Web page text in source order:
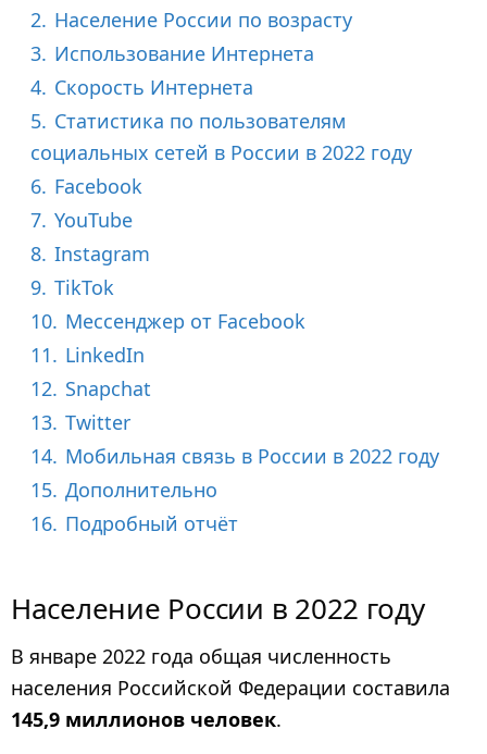
2. Население России по возрасту
3. Использование Интернета
4. Скорость Интернета
5. Статистика по пользователям
социальных сетей в России в 2022 году
6. Facebook
7. YouTube
8. Instagram
9. TikTok
10. Мессенджер от Facebook
11. LinkedIn
12. Snapchat
13. Twitter
14. Мобильная связь в России в 2022 году
15. Дополнительно
16. Подробный отчёт
Население России в 2022 году
В январе 2022 года общая численность
населения Российской Федерации составила
145,9 миллионов человек.